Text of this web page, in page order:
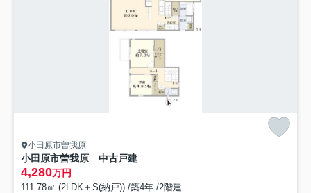
小田原市曽我原
小田原市曽我原 中古戸建
4,280万円
111.78㎡ (2LDK＋S(納戸)) /築4年 /2階建